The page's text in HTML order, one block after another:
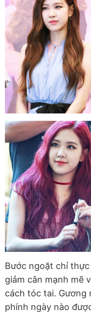
Bước ngoặt chỉ
giảm cân mạnh mẽ
cách tóc tai. Gương
phính ngày nào